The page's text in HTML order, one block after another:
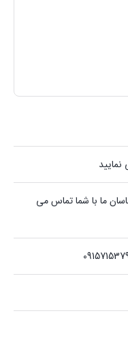
ما با شما تماس می